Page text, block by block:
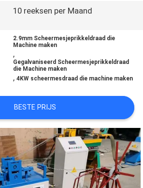
10 reeksen per Maand
2.9mm Scheermesjeprikkeldraad die
Machine maken
,
Gegalvaniseerd Scheermesjeprikkeldraad
die Machine maken
,4KW scheermesdraad die machine maken
BESTE PRIJS